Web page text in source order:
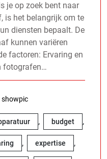
je op zoek bent naar
is het belangrijk om te
diensten bepaalt. De
kunnen variëren
factoren: Ervaring en
fotografen…
showpic
, budget ,
, expertise ,